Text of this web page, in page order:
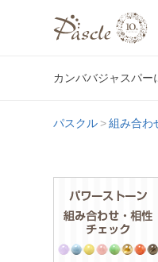
カンババジャスパー
パスクル 組み合わ